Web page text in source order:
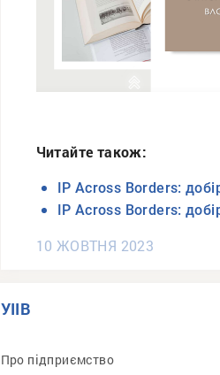
Читайте також:
IP Across Borders:
IP Across Borders:
10 ЖОВТНЯ 2023
УІІВ
Про підприємство